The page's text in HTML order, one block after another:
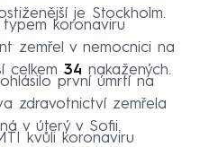
je Stockholm.
koronaviru
zemřel v nemocnici na
celkem 34 nakažených.
první úmrtí na
zdravotnictví zemřela
v úterý v Sofii.
kvůli koronaviru